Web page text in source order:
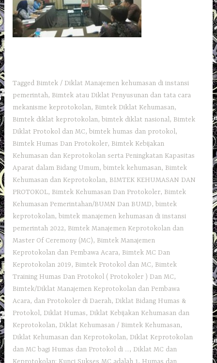
Tagged Bimtek / Diklat Manajemen kehumasan di instansi
pemerintah, Bimtek atau Diklat Penyusunan dan tata cara
mekanisme keprotokolan, Bimtek Diklat Kehumasan,
Bimtek diklat keprotokolan, bimtek diklat nasional, Bimtek
Diklat Protokol dan MC, bimtek humas dan protokol,
Bimtek Humas Dan Protokoler, Bimtek Kebijakan
Kehumasan dan Keprotokolan serta Peningkatan Kapasitas
Aparat dalam Bidang Umum, bimtek kehumasan, Bimtek
Kehumasan dan Keprotokolan, BIMTEK KEHUMASAN DAN
PROTOKOL, Bimtek Kehumasan Dan Protokoler, Bimtek
Kehumasan Pemerintahan/BUMN Dan BUMD, bimtek
keprotokolan, bimtek manajemen kehumasan di instansi
pemerintah 2022, Bimtek Manajemen Keprotokolan dan
Master Of Ceremony (MC), Bimtek Manajemen
Keprotokolan dan Pembawa Acara, Bimtek MC Dan
Keprotokolan 2019, Bimtek Protokol dan MC, Bimtek
Training Humas Dan Protokol ( Protokoler ) Dan MC,
Bimtek/Diklat Manajemen Keprotokolan dan Pembawa
Acara, dan Protokoler di Daerah,Diklat Bidang Humas &
Protokol,Diklat Humas,Diklat Kebijakan Kehumasan dan
Keprotokolan,Diklat Kehumasan / Bimtek Kehumasan,
Diklat Kehumasan dan Keprotokolan,Diklat Keprotokolan
dan MC bagi Humas dan Protokol di ...,Diklat MC dan